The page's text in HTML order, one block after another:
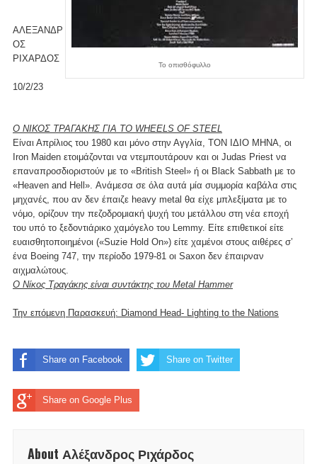
Το οπισθόφυλλο
ΑΛΕΞΑΝΔΡ
ΟΣ
ΡΙΧΑΡΔΟΣ
10/2/23
Ο ΝΙΚΟΣ ΤΡΑΓΑΚΗΣ ΓΙΑ ΤΟ WHEELS OF STEEL
Είναι Απρίλιος του 1980 και μόνο στην Αγγλία, ΤΟΝ ΙΔΙΟ ΜΗΝΑ, οι
Iron Maiden ετοιμάζονται να ντεμπουτάρουν και οι Judas Priest να
επαναπροσδιοριστούν με το «Βritish Steel» ή οι Black Sabbath με το
«Heaven and Hell». Ανάμεσα σε όλα αυτά μία συμμορία καβάλα στις
μηχανές, που αν δεν έπαιζε heavy metal θα είχε μπλεξίματα με το
νόμο, ορίζουν την πεζοδρομιακή ψυχή του μετάλλου στη νέα εποχή
του υπό το ξεδοντιάρικο χαμόγελο του Lemmy. Είτε επιθετικοί είτε
ευαισθητοποιημένοι («Suzie Hold On») είτε χαμένοι στους αιθέρες σ’
ένα Boeing 747, την περίοδο 1979-81 οι Saxon δεν έπαιρναν
αιχμαλώτους.
Ο Νίκος Τραγάκης είναι συντάκτης του Metal Hammer
Την επόμενη Παρασκευή: Diamond Head- Lighting to the Nations
Share on Facebook Share on Twitter
Share on Google Plus
About Αλέξανδρος Ριχάρδος